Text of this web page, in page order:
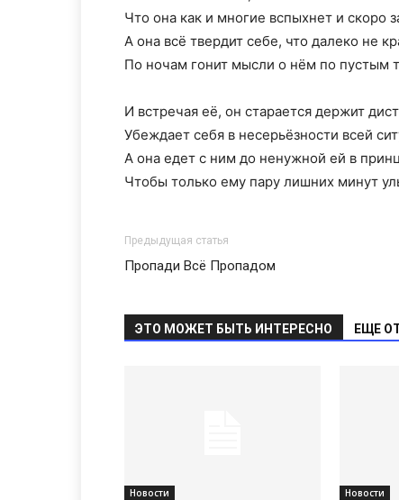
Что она как и многие вспыхнет и скоро
А она всё твердит себе, что далеко не
По ночам гонит мысли о нём по пустым
И встречая её, он старается держит
Убеждает себя в несерьёзности всей
А она едет с ним до ненужной ей в
Чтобы только ему пару лишних минут
Предыдущая статья
Пропади Всё Пропадом
ЭТО МОЖЕТ БЫТЬ ИНТЕРЕСНО ЕЩЕ
Новости Новости